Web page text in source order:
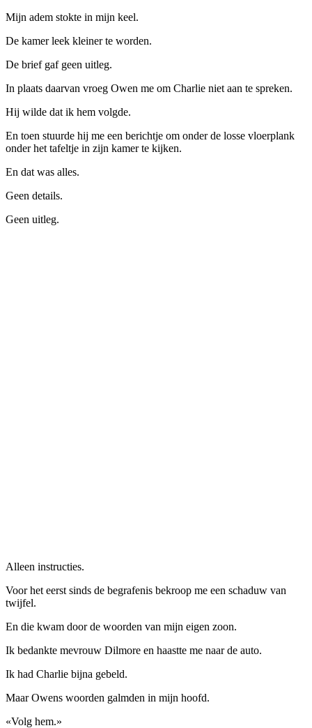
Mijn adem stokte in mijn keel.
De kamer leek kleiner te worden.
De brief gaf geen uitleg.
In plaats daarvan vroeg Owen me om Charlie niet aan te spreken.
Hij wilde dat ik hem volgde.
En toen stuurde hij me een berichtje om onder de losse vloerplank
onder het tafeltje in zijn kamer te kijken.
En dat was alles.
Geen details.
Geen uitleg.
Alleen instructies.
Voor het eerst sinds de begrafenis bekroop me een schaduw van
twijfel.
En die kwam door de woorden van mijn eigen zoon.
Ik bedankte mevrouw Dilmore en haastte me naar de auto.
Ik had Charlie bijna gebeld.
Maar Owens woorden galmden in mijn hoofd.
«Volg hem.»